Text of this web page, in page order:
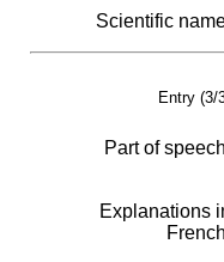
Scientific
Entry (3/
Part of speech
Explanations
French